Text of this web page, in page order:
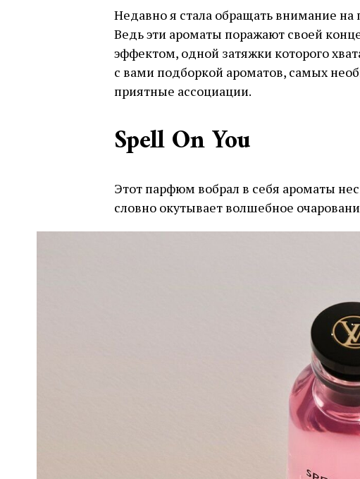
Недавно я стала обращать внимание
Ведь эти ароматы поражают своей
эффектом, одной затяжки которого
с вами подборкой ароматов, самых
приятные ассоциации.
Spell On You
Этот парфюм вобрал в себя ароматы
словно окутывает волшебное